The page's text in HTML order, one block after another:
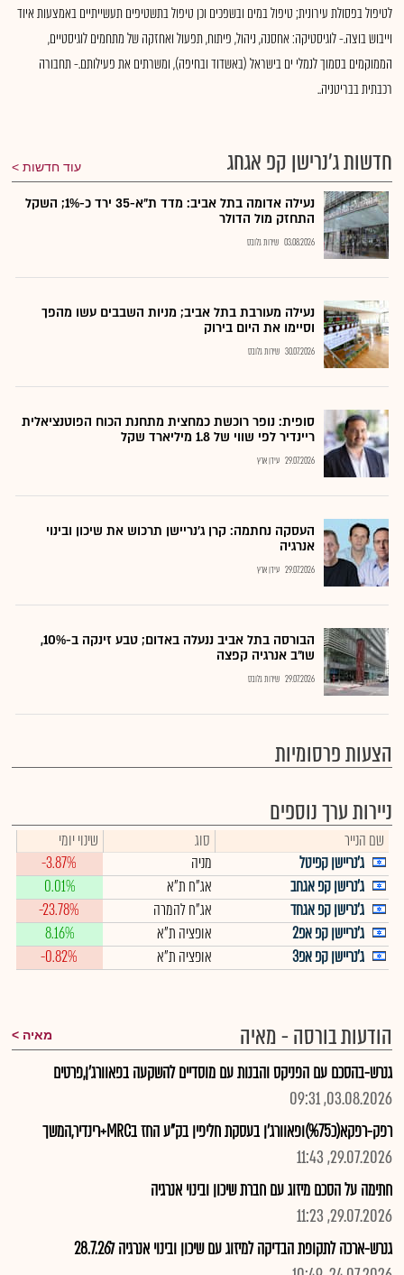
לטיפול בפסולת עירונית; טיפול במים ובשפכים וכן טיפול בתשטיפים תעשייתיים באמצעות איוד
וייבוש בוצה.- לוגיסטיקה: אחסנה, ניהול, פיתוח, תפעול ואחזקה של מתחמים לוגיסטיים,
הממוקמים בסמוך לנמלי ים בישראל (באשדוד ובחיפה), ומשרתים את פעילותם.- תחבורה
רכבתית בבריטניה..
חדשות ג'נרישן קפ אגחג עוד חדשות
נעילה אדומה בתל אביב: מדד ת"א-35 ירד כ-1%; השקל
התחזק מול הדולר
03.08.2026 שירות גלובס
נעילה מעורבת בתל אביב; מניות השבבים עשו מהפך
וסיימו את היום בירוק
30.07.2026 שירות גלובס
סופית: נופר רוכשת כמחצית מתחנת הכוח הפוטנציאלית
ריינדיר לפי שווי של 1.8 מיליארד שקל
29.07.2026 עידן ארץ
העסקה נחתמה: קרן ג’נריישן תרכוש את שיכון ובינוי
אנרגיה
29.07.2026 עידן ארץ
הבורסה בתל אביב ננעלה באדום; טבע זינקה ב-10%,
שו"ב אנרגיה קפצה
29.07.2026 שירות גלובס
הצעות פרסומיות
ניירות ערך נוספים
שם הנייר סוג
שינוי יומי
ג'נריישן קפיטל
מניה
-3.87%
ג'נרישן קפ אגחב
אג"ח ת"א
0.01%
ג'נרישן קפ אגחד
אג"ח להמרה
-23.78%
ג'נריישן קפ אפ2
אופציה ת"א
8.16%
ג'נריישן קפ אפ3
אופציה ת"א -0.82%
הודעות בורסה - מאיה מאיה
גנרש-בהסכם עם הפניקס והבנות עם מוסדיים להשקעה בפאוורג'ן,פרטים
03.08.2026, 09:31
רפק-רפקא(כ%75)ופאוורג'ן בעסקת חליפין בק"ע החז בMRC+רינדיר,המשך
29.07.2026, 11:43
חתימה על הסכם מיזוג עם חברת שיכון ובינוי אנרגיה
29.07.2026, 11:23
גנרש-ארכה לתקופת הבדיקה למיזוג עם שיכון ובינוי אנרגיה ל28.7.26